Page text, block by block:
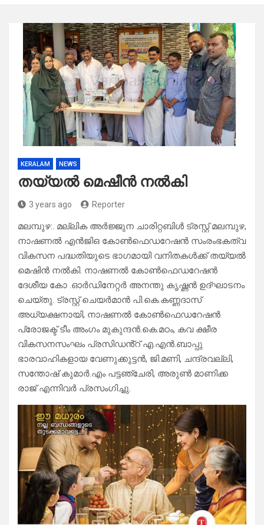
KERALAM NEWS
തയ്യൽ മെഷീൻ നൽകി
3 years ago Reporter
മലമ്പുഴ:. മല്ലിക അർജ്ജുന ചാരിറ്റബിൾ ട്രസ്റ്റ് മലമ്പുഴ,
നാഷണൽ എൻജിഒ കോൺഫെഡറേഷൻ സംരംഭകത്വ
വികസന പദ്ധതിയുടെ ഭാഗമായി വനിതകൾക്ക് തയ്യൽ
മെഷിൻ നൽകി. നാഷണൽ കോൺഫെഡറേഷൻ
ദേശീയ കോ .ഓർഡിനേറ്റർ അനന്തു കൃഷ്ണൻ ഉദ്ഘാടനം
ചെയ്തു. ട്രസ്റ്റ് ചെയർമാൻ പി.കെ.കണ്ണദാസ്
അധ്യക്ഷനായി, നാഷണൽ കോൺഫെഡറേഷൻ
പ്രോജക്ട് ടീം അംഗം മുകുന്ദൻ.കെ.മഠം, കവ ക്ഷീര
വികസനസംഘം പ്രസിഡൻ്റ് എ.എൻ.ബാപ്പു
ഭാരവാഹികളായ വേണുക്കുട്ടൻ, ജി.മണി, ചന്ദ്രവല്ലി,
സന്തോഷ് കുമാർ.എം പട്ടഞ്ചേരി, അരുൺ മാണിക്ക
രാജ് എന്നിവർ പ്രസംഗിച്ചു.